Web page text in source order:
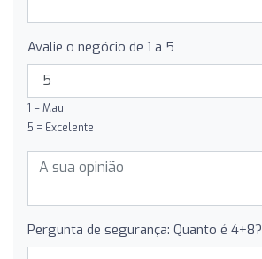
Avalie o negócio de 1 a 5
1 = Mau
5 = Excelente
Pergunta de segurança: Quanto é 4+8?